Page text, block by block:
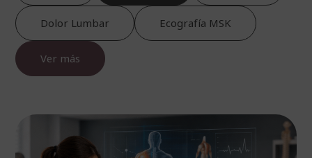
Dolor Lumbar Ecografía MSK
Ver más